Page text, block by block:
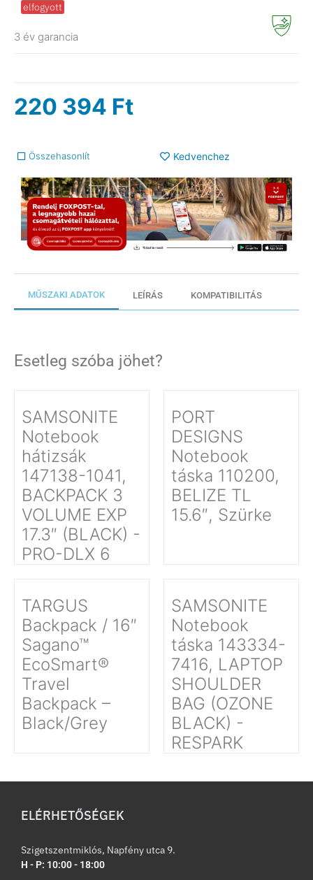
elfogyott
3 év garancia
220 394 Ft
Összehasonlít Kedvenchez
MŰSZAKI ADATOK LEÍRÁS KOMPATIBILITÁS
Esetleg szóba jöhet?
SAMSONITE
Notebook
hátizsák
147138-1041,
BACKPACK 3
VOLUME EXP
17.3″ (BLACK) -
PRO-DLX 6
PORT
DESIGNS
Notebook
táska 110200,
BELIZE TL
15.6″, Szürke
TARGUS
Backpack / 16″
Sagano™
EcoSmart®
Travel
Backpack –
Black/Grey
SAMSONITE
Notebook
táska 143334-
7416, LAPTOP
SHOULDER
BAG (OZONE
BLACK) -
RESPARK
ELÉRHETŐSÉGEK
Szigetszentmiklós, Napfény utca 9.
H - P: 10:00 - 18:00